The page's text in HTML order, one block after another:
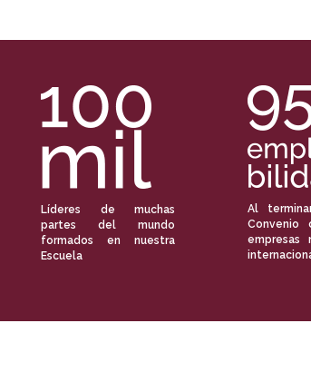
Líderes de muchas
partes del mundo
formados en nuestra
Escuela
Al
Convenio
empresas